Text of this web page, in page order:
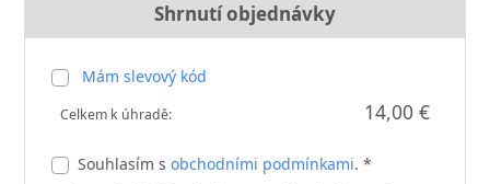
Shrnutí objednávky
Mám slevový kód
Celkem k úhradě: 14,00 €
Souhlasím sobchodními podmínkami. *